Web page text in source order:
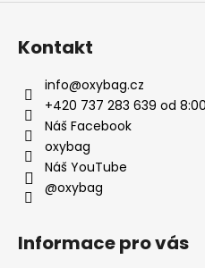
Kontakt
info@oxybag.cz
+420 737 283 639 od
Náš Facebook
oxybag
Náš YouTube
@oxybag
Informace pro vás